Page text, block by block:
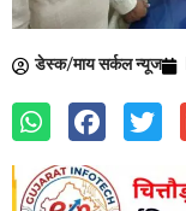
डेस्क/माय सर्कल न्यूज